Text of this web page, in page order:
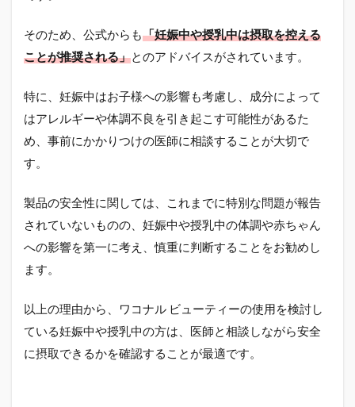
そのため、公式からも「妊娠中や授乳中は摂取を控える
ことが推奨される」とのアドバイスがされています。
特に、妊娠中はお子様への影響も考慮し、成分によって
はアレルギーや体調不良を引き起こす可能性があるた
め、事前にかかりつけの医師に相談することが大切で
す。
製品の安全性に関しては、これまでに特別な問題が報告
されていないものの、妊娠中や授乳中の体調や赤ちゃん
への影響を第一に考え、慎重に判断することをお勧めし
ます。
以上の理由から、ワコナル ビューティーの使用を検討し
ている妊娠中や授乳中の方は、医師と相談しながら安全
に摂取できるかを確認することが最適です。